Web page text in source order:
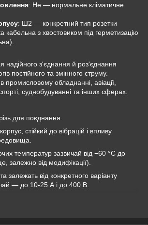
: Не — нормальне кліматичне
: Ш2 — конкретний тип розетки
кабельна з хвостовиком під герметизацію
надійного з'єднання й роз'єднання
постійного та змінного струму.
промисловому обладнанні, авіації,
суднобудуванні та інших сферах.
для поєднання.
стійкий до вібрацій і впливу
температур зазвичай від −60 °C до
залежно від модифікації).
залежать від конкретного варіанту
— до 10-25 А і до 400 В.